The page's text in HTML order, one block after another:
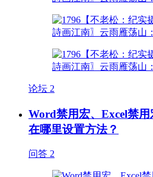
论坛 2
Word禁用宏、Excel禁
在哪里设置方法？
问答 2